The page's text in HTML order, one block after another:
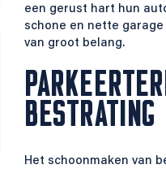
een gerust hart hun
schone en nette
van groot belang.
Het schoonmaken van